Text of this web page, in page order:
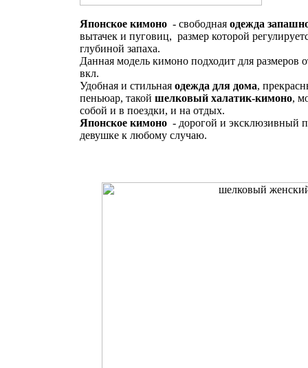
Японское кимоно - свободная одежда
вытачек и пуговиц, размер которой
глубиной запаха.
Данная модель кимоно подходит для размеров
вкл.
Удобная и стильная одежда для дома,
пеньюар, такой шелковый халатик-кимоно,
собой и в поездки, и на отдых.
Японское кимоно- дорогой и эксклюзивный
девушке к любому случаю.